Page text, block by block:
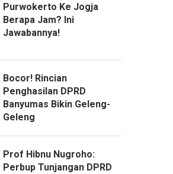
Purwokerto Ke Jogja
Berapa Jam? Ini
Jawabannya!
Bocor! Rincian
Penghasilan DPRD
Banyumas Bikin Geleng-
Geleng
Prof Hibnu Nugroho:
Perbup Tunjangan DPRD